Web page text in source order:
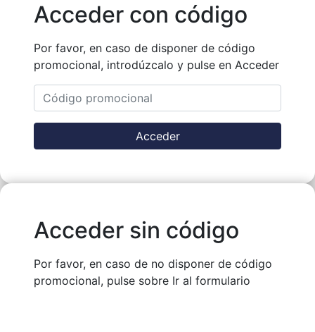
Acceder con código
Por favor, en caso de disponer de código
promocional, introdúzcalo y pulse en Acceder
Acceder
Acceder sin código
Por favor, en caso de no disponer de código
promocional, pulse sobre Ir al formulario